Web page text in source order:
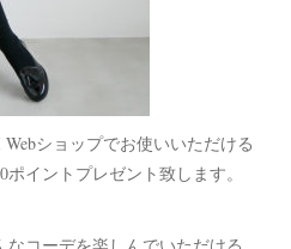
ショップでお使いいただける
イントプレゼント致します。